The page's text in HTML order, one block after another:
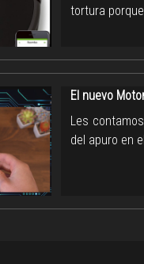
tortura
El nuevo
Les
del apuro en